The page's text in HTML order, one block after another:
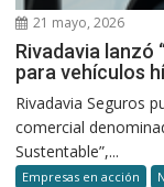
21 mayo, 2026
Rivadavia lanzó
para vehículos
Rivadavia Seguros
comercial
Sustentable”,...
Empresas en acción